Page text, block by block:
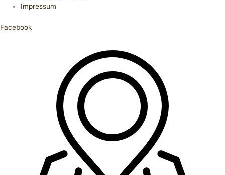
Impressum
Facebook